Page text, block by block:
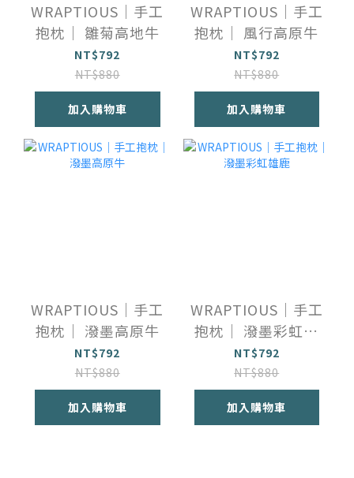
WRAPTIOUS｜手工
抱枕｜ 雛菊高地牛
NT$792
NT$880
加入購物車
WRAPTIOUS｜手工
抱枕｜ 風行高原牛
NT$792
NT$880
加入購物車
WRAPTIOUS｜手工
抱枕｜ 潑墨高原牛
NT$792
NT$880
加入購物車
WRAPTIOUS｜手工
抱枕｜ 潑墨彩虹雄
鹿
NT$792
NT$880
加入購物車